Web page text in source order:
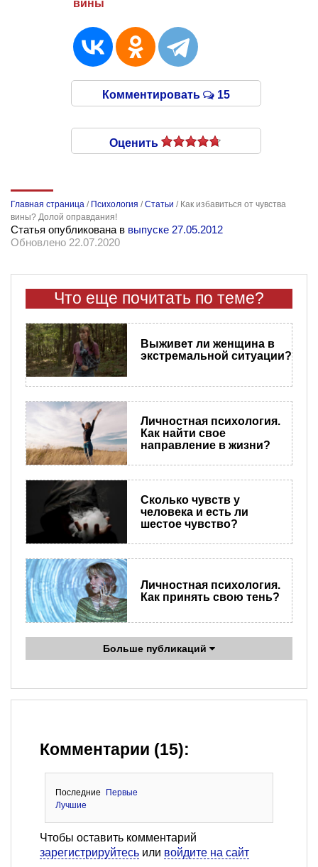
вины
Комментировать 15
Оценить
Главная страница / Психология /Статьи / Как избавиться от чувства
вины? Долой оправдания!
Статья опубликована в выпуске 27.05.2012
Обновлено 22.07.2020
Что еще почитать по теме?
Выживет ли женщина в
экстремальной ситуации?
Личностная психология.
Как найти свое
направление в жизни?
Сколько чувств у
человека и есть ли
шестое чувство?
Личностная психология.
Как принять свою тень?
Больше публикаций
Комментарии (15):
Последние
Первые
Лучшие
Чтобы оставить комментарий
зарегистрируйтесь или войдите на сайт